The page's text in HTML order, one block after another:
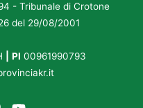
- Tribunale di Crotone
del 29/08/2001
PI 00961990793